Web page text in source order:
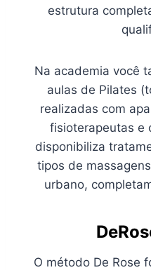
estrutura
Na academia você
aulas de Pilates
realizadas com
fisioterapeutas e
disponibiliza
tipos de
urbano,
O método De Rose